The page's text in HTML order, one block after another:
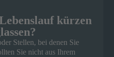
kürzen
Stellen, bei denen Sie
Sie nicht aus Ihrem